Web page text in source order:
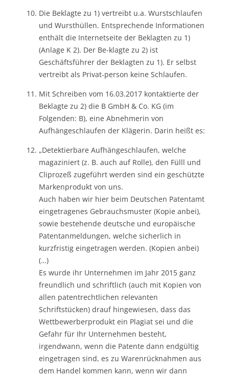
Die Beklagte zu 1) vertreibt u.a. Wurstschlaufen
und Wursthüllen. Entsprechende Informationen
enthält die Internetseite der Beklagten zu 1)
(Anlage K 2). Der Be-klagte zu 2) ist
Geschäftsführer der Beklagten zu 1). Er selbst
vertreibt als Privat-person keine Schlaufen.
Mit Schreiben vom 16.03.2017 kontaktierte der
Beklagte zu 2) die B GmbH & Co. KG (im
Folgenden: B), eine Abnehmerin von
Aufhängeschlaufen der Klägerin. Darin heißt es:
„Detektierbare Aufhängeschlaufen, welche
magaziniert (z. B. auch auf Rolle), den Fülll und
Cliprozeß zugeführt werden sind ein geschützte
Markenprodukt von uns.
Auch haben wir hier beim Deutschen Patentamt
eingetragenes Gebrauchsmuster (Kopie anbei),
sowie bestehende deutsche und europäische
Patentanmeldungen, welche sicherlich in
kurzfristig eingetragen werden. (Kopien anbei)
(…)
Es wurde ihr Unternehmen im Jahr 2015 ganz
freundlich und schriftlich (auch mit Kopien von
allen patentrechtlichen relevanten
Schriftstücken) drauf hingewiesen, dass das
Wettbewerberprodukt ein Plagiat sei und die
Gefahr für Ihr Unternehmen besteht,
irgendwann, wenn die Patente dann endgültig
eingetragen sind, es zu Warenrücknahmen aus
dem Handel kommen kann, wenn wir dann